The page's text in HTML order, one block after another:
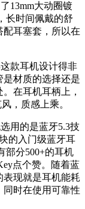
13mm大动圈镀
长时间佩戴的舒
耳塞套，所以在
款耳机设计得非
材质的选择还是
在耳机耳柄上，
，质感上乘。
用的是蓝牙5.3技
的入门级蓝牙耳
部分500+的耳机
点个赞。随着蓝
表现就是耳机能耗
同时在使用可靠性